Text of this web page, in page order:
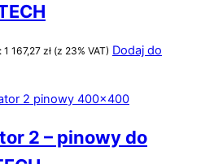
1 167,27 zł (z 23% VAT) Dodaj do
2 – pinowy do